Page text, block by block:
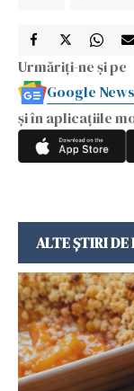
Urmăriți-ne și pe
Google News
și în aplicațiile
ALTE ȘTIRI DE